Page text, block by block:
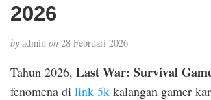
2026
by admin on 28 Februari 2026
Tahun 2026, Last War: Survival
fenomena di link 5k kalangan gamer